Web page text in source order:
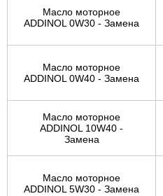
Масло моторное
ADDINOL 0W30 - Замена
Масло моторное
ADDINOL 0W40 - Замена
Масло моторное
ADDINOL 10W40 -
Замена
Масло моторное
ADDINOL 5W30 - Замена